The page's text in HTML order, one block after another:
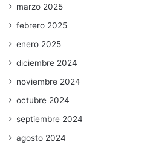
marzo 2025
febrero 2025
enero 2025
diciembre 2024
noviembre 2024
octubre 2024
septiembre 2024
agosto 2024